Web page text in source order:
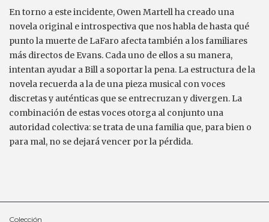
En torno a este incidente, Owen Martell ha creado una
novela original e introspectiva que nos habla de hasta qué
punto la muerte de LaFaro afecta también a los familiares
más directos de Evans. Cada uno de ellos a su manera,
intentan ayudar a Bill a soportar la pena. La estructura de la
novela recuerda a la de una pieza musical con voces
discretas y auténticas que se entrecruzan y divergen. La
combinación de estas voces otorga al conjunto una
autoridad colectiva: se trata de una familia que, para bien o
para mal, no se dejará vencer por la pérdida.
Colección